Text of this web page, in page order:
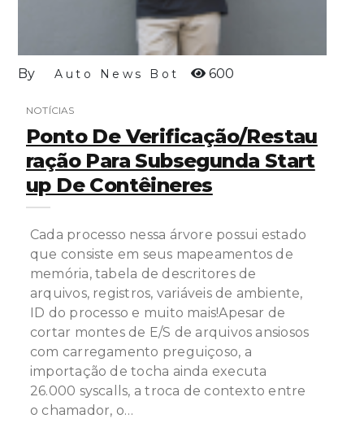
By Auto News Bot 600
NOTÍCIAS
Ponto De Verificação/restau
Ração Para Subsegunda Start
Up De Contêineres
Cada processo nessa árvore possui estado
que consiste em seus mapeamentos de
memória, tabela de descritores de
arquivos, registros, variáveis ​​de ambiente,
ID do processo e muito mais!Apesar de
cortar montes de E/S de arquivos ansiosos
com carregamento preguiçoso, a
importação de tocha ainda executa
26.000 syscalls, a troca de contexto entre
o chamador, o…